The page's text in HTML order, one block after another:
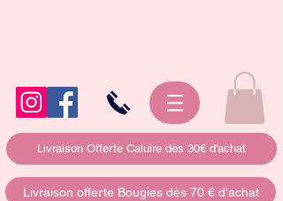
Livraison Offerte Caluire dès 30€ d'achat
Livraison offerte Bougies dès 70 € d'achat